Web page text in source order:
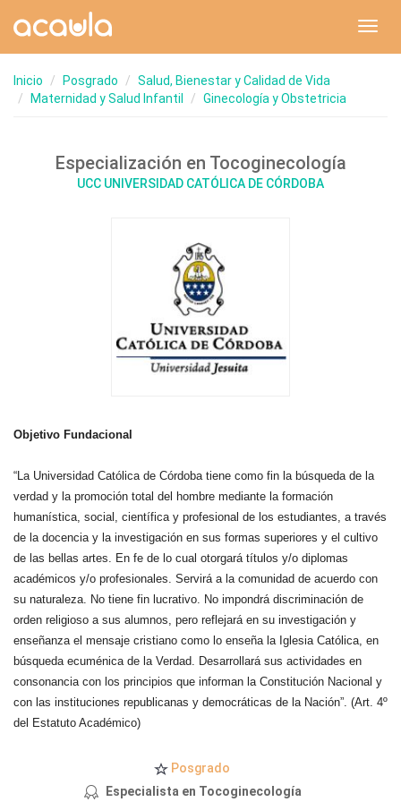
Inicio Posgrado
Salud, Bienestar y Calidad de Vida
Maternidad y Salud Infantil
Ginecología y Obstetricia
Especialización en Tocoginecología
UCC UNIVERSIDAD CATÓLICA DE CÓRDOBA
Objetivo Fundacional
“La Universidad Católica de Córdoba tiene como fin la búsqueda de la
verdad y la promoción total del hombre mediante la formación
humanística, social, científica y profesional de los estudiantes, a través
de la docencia y la investigación en sus formas superiores y el cultivo
de las bellas artes. En fe de lo cual otorgará títulos y/o diplomas
académicos y/o profesionales. Servirá a la comunidad de acuerdo con
su naturaleza. No tiene fin lucrativo. No impondrá discriminación de
orden religioso a sus alumnos, pero reflejará en su investigación y
enseñanza el mensaje cristiano como lo enseña la Iglesia Católica, en
búsqueda ecuménica de la Verdad. Desarrollará sus actividades en
consonancia con los principios que informan la Constitución Nacional y
con las instituciones republicanas y democráticas de la Nación”. (Art. 4º
del Estatuto Académico)
Posgrado
Especialista en Tocoginecología